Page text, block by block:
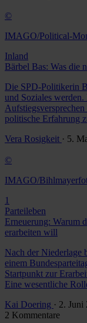
©
IMAGO/Political-
Inland
Bärbel Bas: Was die
Die SPD-Politikerin
und Soziales
politische Erfahrung
Vera Rosigkeit · 5.
©
IMAGO/
1
Parteileben
Erneuerung: Warum
erarbeiten will
Nach der Niederlage
einem
Startpunkt zur
Eine wesentliche
Kai Doering · 2. Juni
2 Kommentare